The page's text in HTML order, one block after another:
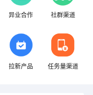
异业合作 社群渠道
拉新产品 任务量渠道